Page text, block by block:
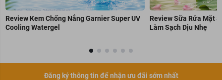
Review Kem Chống Nắng Garnier Super UV
Cooling Watergel
Review Sữa Rửa Mặt
Làm Sạch Dịu Nhẹ
Đăng ký thông tin để nhận ưu đãi sớm nhất